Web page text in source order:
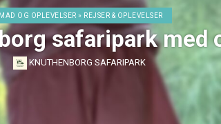
MAD OG OPLEVELSER » REJSER & OPLEVELSER
safaripark med
KNUTHENBORG SAFARIPARK